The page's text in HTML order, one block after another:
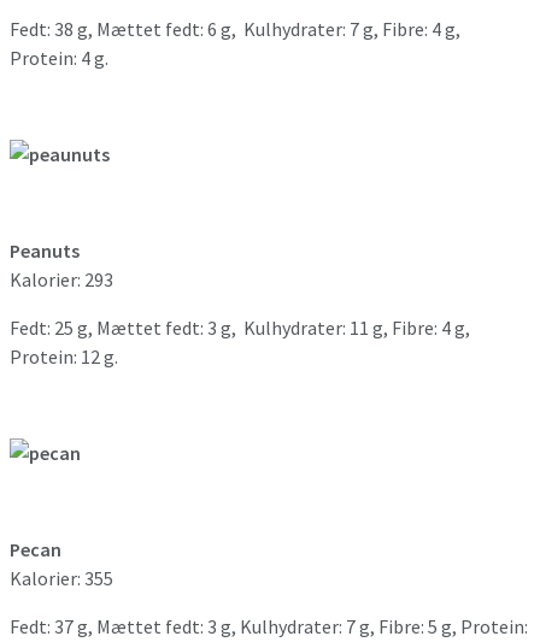
Fedt: 38 g, Mættet fedt: 6 g, Kulhydrater: 7 g, Fibre: 4 g,
Protein: 4 g.
Peanuts
Kalorier: 293
Fedt: 25 g, Mættet fedt: 3 g, Kulhydrater: 11 g, Fibre: 4 g,
Protein: 12 g.
Pecan
Kalorier: 355
Fedt: 37 g, Mættet fedt: 3 g, Kulhydrater: 7 g, Fibre: 5 g, Protein: